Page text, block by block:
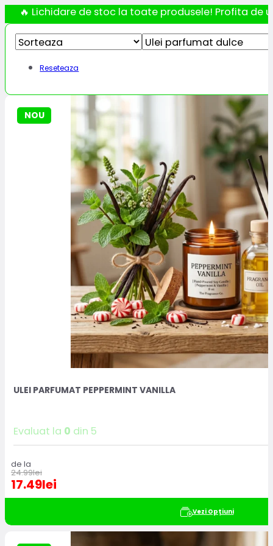
🔥 Lichidare de stoc la toate produsele! Profita de
Reseteaza
NOU
ULEI PARFUMAT PEPPERMINT VANILLA
Evaluat la 0 din 5
de la
24.99lei
17.49lei
Vezi Opțiuni